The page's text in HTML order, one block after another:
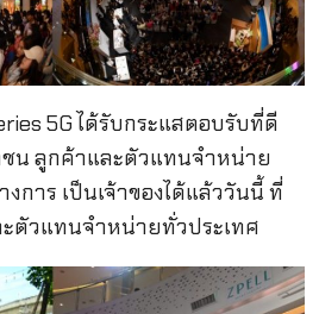
5G ได้รับกระแสตอบรับที่ดี
น ลูกค้าและตัวแทนจำหน่าย
การ เป็นเจ้าของได้แล้ววันนี้ ที่
ะตัวแทนจำหน่ายทั่วประเทศ